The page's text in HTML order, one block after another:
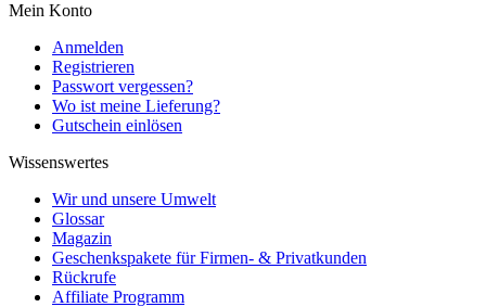
Mein Konto
Anmelden
Registrieren
Passwort vergessen?
Wo ist meine Lieferung?
Gutschein einlösen
Wissenswertes
Wir und unsere Umwelt
Glossar
Magazin
Geschenkspakete für Firmen- & Privatkunden
Rückrufe
Affiliate Programm